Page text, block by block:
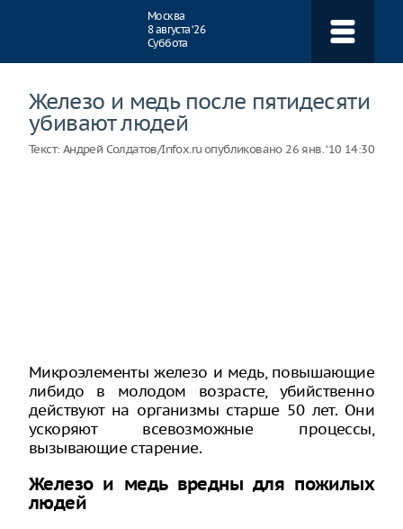
Москва
8 августа ‘26
Суббота
Железо и медь после пятидесяти
убивают людей
Текст: Андрей Солдатов/Infox.ruопубликовано 26 янв. ‘10 14:30
Микроэлементы железо и медь, повышающие
либидо в молодом возрасте, убийственно
действуют на организмы старше 50 лет. Они
ускоряют всевозможные процессы,
вызывающие старение.
Железо и медь вредны для пожилых
людей